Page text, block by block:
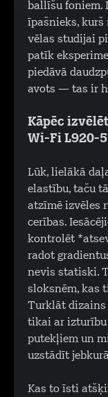
ballīšu foniem.
īpašnieks, kurš
vēlas studijai
patīk
piedāvā
avots — tas ir
Kāpēc
Wi-Fi L920-
Lūk, lielākā
elastību, taču
atzīmē izvēles
cerības.
kontrolēt
radot
nevis statiski.
sloksnēm, kas
Turklāt dizains
tikai ar
putekļiem un
uzstādīt
Kas to īsti